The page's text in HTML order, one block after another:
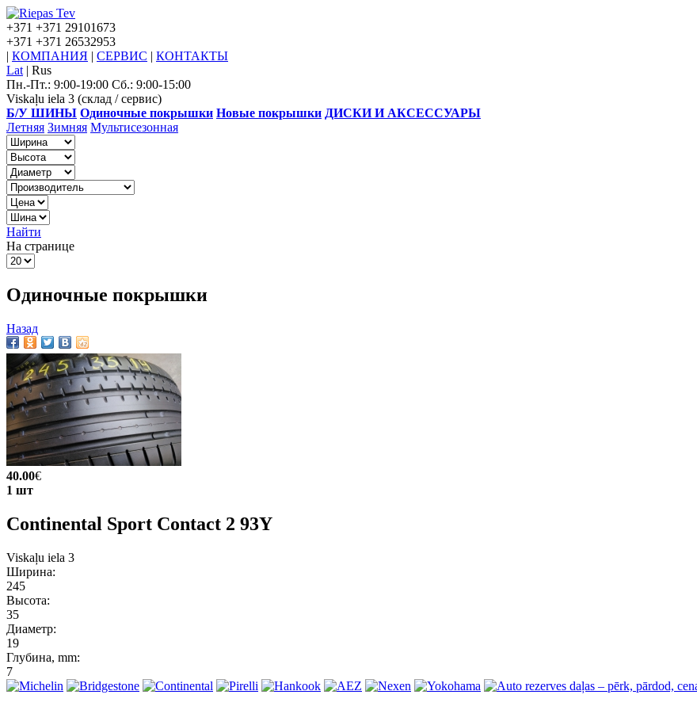
+371 +371 29101673
+371 +371 26532953
| КОМПАНИЯ | СЕРВИС | КОНТАКТЫ
Lat | Rus
Пн.-Пт.: 9:00-19:00 Сб.: 9:00-15:00
Viskaļu iela 3 (склад / сервис)
Б/У ШИНЫ Одиночные покрышки Новые покрышки ДИСКИ И АКСЕССУАРЫ
Летняя Зимняя Мультисезонная
Найти
На странице
Одиночные покрышки
Назад
40.00€
1 шт
Continental Sport Contact 2 93Y
Viskaļu iela 3
Ширина:
245
Высота:
35
Диаметр:
19
Глубина, mm:
7